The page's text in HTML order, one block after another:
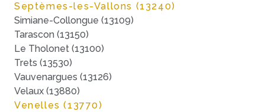
Septèmes-les-Vallons (13240)
Simiane-Collongue (13109)
Tarascon (13150)
Le Tholonet (13100)
Trets (13530)
Vauvenargues (13126)
Velaux (13880)
Venelles (13770)